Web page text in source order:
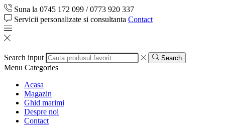
Suna la 0745 172 099 / 0773 920 337
Servicii personalizate si consultanta Contact
Search input Search
Menu Categories
Acasa
Magazin
Ghid marimi
Despre noi
Contact